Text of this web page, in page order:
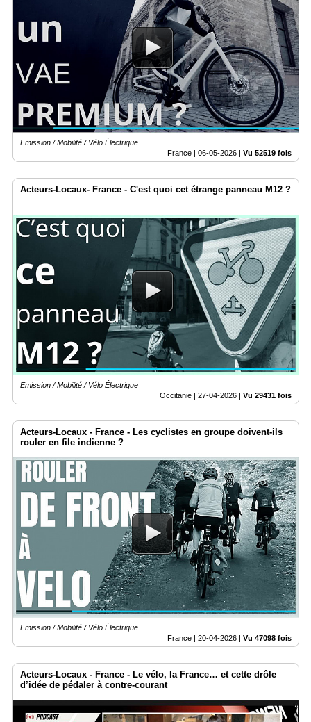
Emission / Mobilité / Vélo Électrique
France | 06-05-2026 | Vu 52519 fois
Acteurs-Locaux- France - C'est quoi cet étrange panneau M12 ?
Emission / Mobilité / Vélo Électrique
Occitanie | 27-04-2026 | Vu 29431 fois
Acteurs-Locaux - France - Les cyclistes en groupe doivent-ils
rouler en file indienne ?
Emission / Mobilité / Vélo Électrique
France | 20-04-2026 Vu 47098 fois
Acteurs-Locaux - France - Le vélo, la France… et cette drôle
d’idée de pédaler à contre-courant